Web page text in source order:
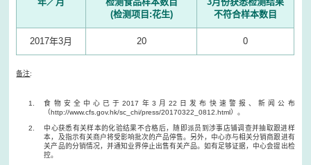
(检测项目:花生)
不符合样本数目
2017年3月 20 0
备注:
食物安全中心已于2017年3月22日发布快速警报、新闻公布
（http://www.cfs.gov.hk/sc_chi/press/20170322_0812.html）。
中心获悉有关样本的化验结果不合格后，随即派员到涉事店铺调查并抽取跟进样
本，及指示有关商户将受影响批次的产品停售。另外，中心亦与相关分销商跟进有
关产品的分销情况，并通知业界停止出售有关产品。如有足够证据，中心会提出检
控。